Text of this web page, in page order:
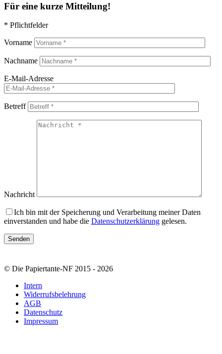
Für eine kurze Mitteilung!
* Pflichtfelder
Vorname
Nachname
E-Mail-Adresse
Betreff
Nachricht
Ich bin mit der Speicherung und Verarbeitung meiner Daten
einverstanden und habe die Datenschutzerklärung gelesen.
© Die Papiertante-NF 2015 - 2026
Intern
Widerrufsbelehrung
AGB
Datenschutz
Impressum